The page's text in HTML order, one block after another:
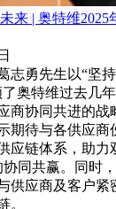
来 | 奥特维
志勇先生以“坚
奥特维过去几
商协同共进的战
期待与各供应商
应链体系，助力
协同共赢。同时
供应商及客户紧
。